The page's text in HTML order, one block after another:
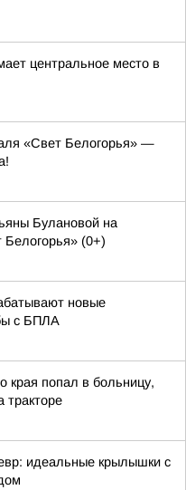
центральное место в
«Свет Белогорья» —
Булановой на
(0+)
новые
с БПЛА
края попал в больницу,
тракторе
идеальные крылышки с